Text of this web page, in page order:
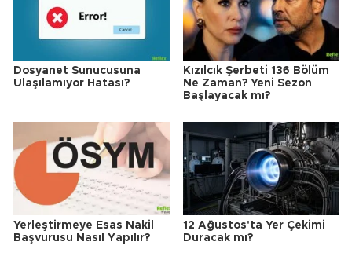
Dosyanet Sunucusuna
Ulaşılamıyor Hatası?
Kızılcık Şerbeti 136 Bölüm
Ne Zaman? Yeni Sezon
Başlayacak mı?
Yerleştirmeye Esas Nakil
Başvurusu Nasıl Yapılır?
12 Ağustos'ta Yer Çekimi
Duracak mı?